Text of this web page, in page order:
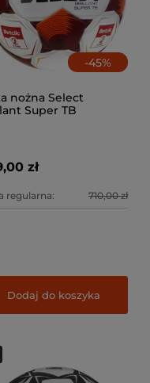
-45%
nożna Select
Super TB
zł
regularna: 710,00 zł
Dodaj do koszyka